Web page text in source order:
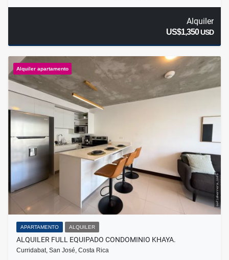
Alquiler
US$1,350USD
Alquiler apartamento
APARTAMENTO ALQUILER
ALQUILER FULL EQUIPADO CONDOMINIO KHAYA.
Curridabat, San José, Costa Rica